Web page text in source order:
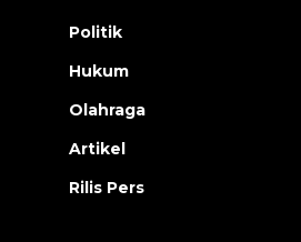
Politik
Hukum
Olahraga
Artikel
Rilis Pers